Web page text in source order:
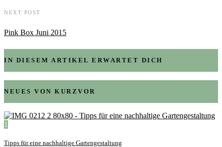
NEXT POST
Pink Box Juni 2015
IN DIESEM ARTIKEL ERWARTET DICH
NEUES VON KURZVOR
1
Tipps für eine nachhaltige Gartengestaltung